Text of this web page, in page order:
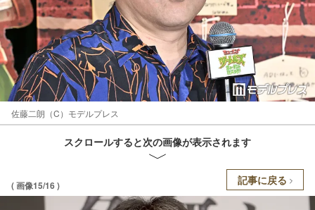
佐藤二朗（C）モデルプレス
スクロールすると次の画像が表示されます
( 画像15/16 ) 記事に戻る